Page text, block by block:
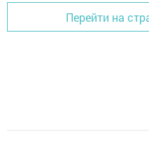
Перейти на